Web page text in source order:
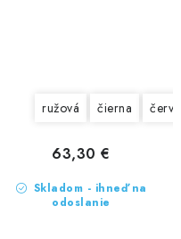
fialová tmavomodrá
ružová čierna
Skladom - ihneď na
odoslanie
63,30 €